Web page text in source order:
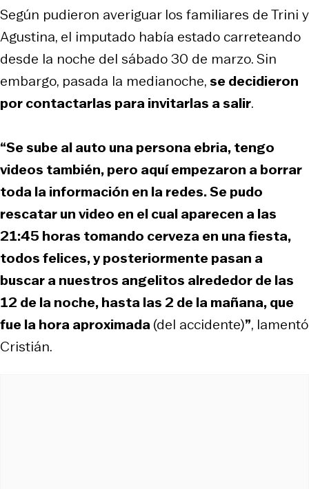
Según pudieron averiguar los familiares de Trini y
Agustina, el imputado había estado carreteando
desde la noche del sábado 30 de marzo. Sin
embargo, pasada la medianoche,se decidieron
por contactarlas para invitarlas a salir.
“Se sube al auto una persona ebria, tengo
videos también, pero aquí empezaron a borrar
toda la información en la redes. Se pudo
rescatar un video en el cual aparecen a las
21:45 horas tomando cerveza en una fiesta,
todos felices, y posteriormente pasan a
buscar a nuestros angelitos alrededor de las
12 de la noche, hasta las 2 de la mañana, que
fue la hora aproximada(del accidente)”, lamentó
Cristián.